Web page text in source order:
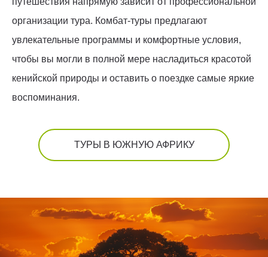
организации тура. Комбат-туры предлагают
увлекательные программы и комфортные условия,
чтобы вы могли в полной мере насладиться красотой
кенийской природы и оставить о поездке самые яркие
воспоминания.
ТУРЫ В ЮЖНУЮ АФРИКУ